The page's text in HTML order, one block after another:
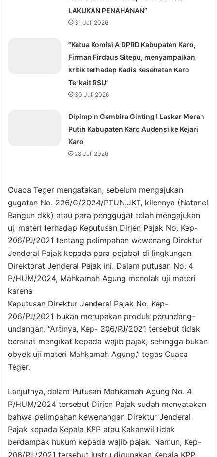
LAKUKAN PENAHANAN”
31 Juli 2026
“Ketua Komisi A DPRD Kabupaten Karo,
Firman Firdaus Sitepu, menyampaikan
kritik terhadap Kadis Kesehatan Karo
Terkait RSU”
30 Juli 2026
Dipimpin Gembira Ginting ! Laskar Merah
Putih Kabupaten Karo Audensi ke Kejari
Karo
28 Juli 2026
Cuaca Teger mengatakan, sebelum mengajukan
gugatan No. 226/G/2024/PTUN.JKT, kliennya (Natanel
Bangun dkk) atau para penggugat telah mengajukan
uji materi terhadap Keputusan Dirjen Pajak No. Kep-
206/PJ/2021 tentang pelimpahan wewenang Direktur
Jenderal Pajak kepada para pejabat di lingkungan
Direktorat Jenderal Pajak ini. Dalam putusan No. 4
P/HUM/2024, Mahkamah Agung menolak uji materi
karena
Keputusan Direktur Jenderal Pajak No. Kep-
206/PJ/2021 bukan merupakan produk perundang-
undangan. “Artinya, Kep- 206/PJ/2021 tersebut tidak
bersifat mengikat kepada wajib pajak, sehingga bukan
obyek uji materi Mahkamah Agung,” tegas Cuaca
Teger.
Lanjutnya, dalam Putusan Mahkamah Agung No. 4
P/HUM/2024 tersebut Dirjen Pajak sudah menyatakan
bahwa pelimpahan kewenangan Direktur Jenderal
Pajak kepada Kepala KPP atau Kakanwil tidak
berdampak hukum kepada wajib pajak. Namun, Kep-
206/PJ./2021 tersebut justru digunakan Kepala KPP